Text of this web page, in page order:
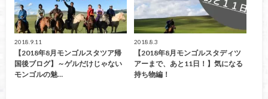
2018.9.11
【2018年8月モンゴルスタツア帰
国後ブログ】～ゲルだけじゃない
モンゴルの魅…
2018.8.3
【2018年8月モンゴルスタディツ
アーまで、あと11日！】気になる
持ち物編！